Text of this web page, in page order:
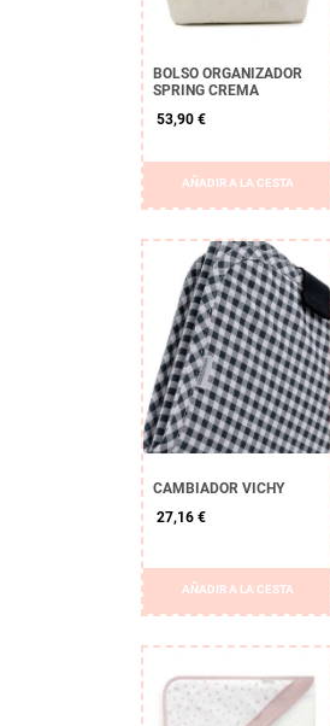
BOLSO ORGANIZADOR
SPRING CREMA
53,90 €
AÑADIR A LA CESTA
CAMBIADOR VICHY
27,16 €
AÑADIR A LA CESTA